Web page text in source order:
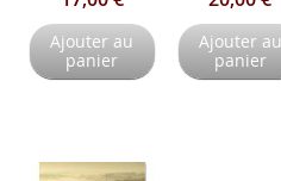
Ajouter au
panier
Ajouter au
panier